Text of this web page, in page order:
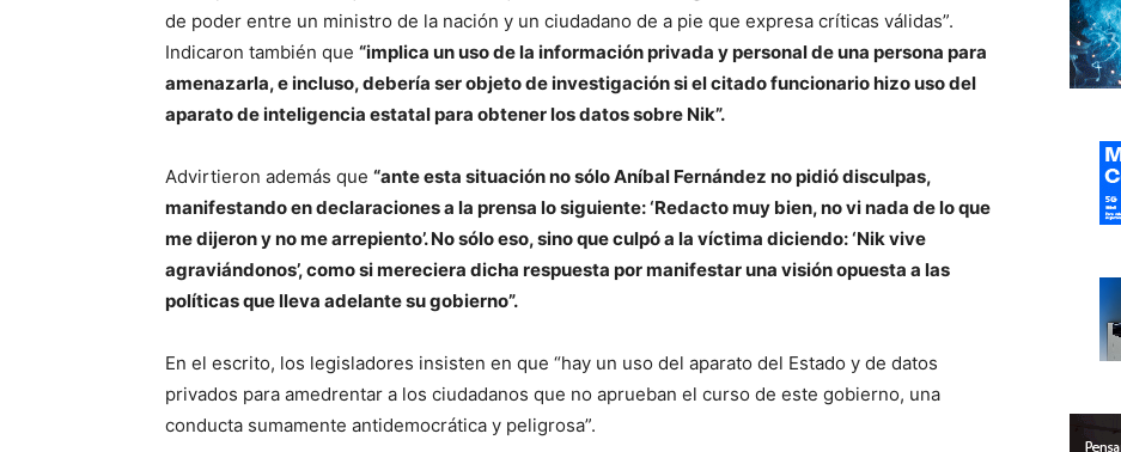
de poder entre un ministro de la nación y un ciudadano de a pie que expresa críticas válidas”.
Indicaron también que “implica un uso de la información privada y personal de una persona para
amenazarla, e incluso, debería ser objeto de investigación si el citado funcionario hizo uso del
aparato de inteligencia estatal para obtener los datos sobre Nik”.
Advirtieron además que “ante esta situación no sólo Aníbal Fernández no pidió disculpas,
manifestando en declaraciones a la prensa lo siguiente: ‘Redacto muy bien, no vi nada de lo que
me dijeron y no me arrepiento’. No sólo eso, sino que culpó a la víctima diciendo: ‘Nik vive
agraviándonos’, como si mereciera dicha respuesta por manifestar una visión opuesta a las
políticas que lleva adelante su gobierno”.
En el escrito, los legisladores insisten en que “hay un uso del aparato del Estado y de datos
privados para amedrentar a los ciudadanos que no aprueban el curso de este gobierno, una
conducta sumamente antidemocrática y peligrosa”.